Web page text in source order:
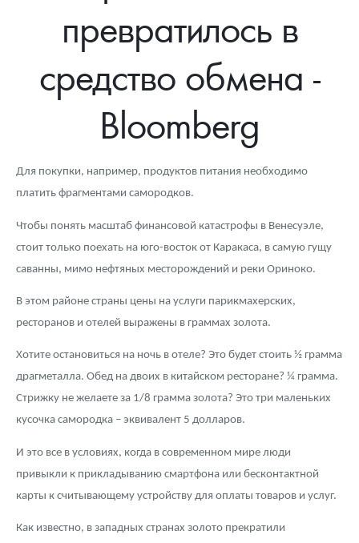
Монеты Царской России
Монеты стран мира после 1950г
Георгий Победоносец
Гарри Поттер
Флот: ледоколы и корабли
Русская нумизматика
Наборы подарочных и коллекционных монет
Монеты и жетоны из недрагоценных металлов
Книги по нумизматике
Памятка для работы с монетами из драгметаллов
Условия возврата
Политика конфиденциальности
Положение по обработке и защите персональных данных
Аналитика и события
Итоги 2025 года. Прогноз курсов золота, серебра, платины на
2026 год
Наши преимущества
Письмо директору
превратилось в
средство обмена -
Bloomberg
Для покупки, например, продуктов питания необходимо
платить фрагментами самородков.
Чтобы понять масштаб финансовой катастрофы в Венесуэле,
стоит только поехать на юго-восток от Каракаса, в самую гущу
саванны, мимо нефтяных месторождений и реки Ориноко.
В этом районе страны цены на услуги парикмахерских,
ресторанов и отелей выражены в граммах золота.
Хотите остановиться на ночь в отеле? Это будет стоить ½ грамма
драгметалла. Обед на двоих в китайском ресторане? ¼ грамма.
Стрижку не желаете за 1/8 грамма золота? Это три маленьких
кусочка самородка – эквивалент 5 долларов.
И это все в условиях, когда в современном мире люди
привыкли к прикладыванию смартфона или бесконтактной
карты к считывающему устройству для оплаты товаров и услуг.
Как известно, в западных странах золото прекратили